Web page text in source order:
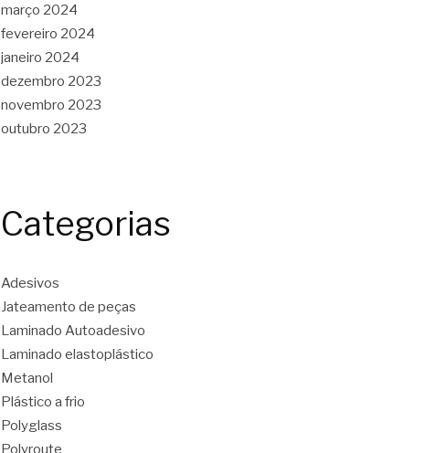
março 2024
fevereiro 2024
janeiro 2024
dezembro 2023
novembro 2023
outubro 2023
Categorias
Adesivos
Jateamento de peças
Laminado Autoadesivo
Laminado elastoplástico
Metanol
Plástico a frio
Polyglass
Polyroute